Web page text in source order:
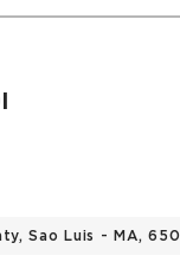
Sao Luis - MA,